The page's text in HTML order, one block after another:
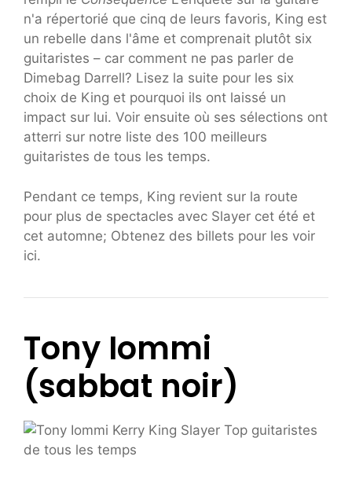
n'a répertorié que cinq de leurs favoris, King est
un rebelle dans l'âme et comprenait plutôt six
guitaristes – car comment ne pas parler de
Dimebag Darrell? Lisez la suite pour les six
choix de King et pourquoi ils ont laissé un
impact sur lui. Voir ensuite où ses sélections ont
atterri sur notre liste des 100 meilleurs
guitaristes de tous les temps.
Pendant ce temps, King revient sur la route
pour plus de spectacles avec Slayer cet été et
cet automne; Obtenez des billets pour les voir
ici.
Tony Iommi
(sabbat noir)